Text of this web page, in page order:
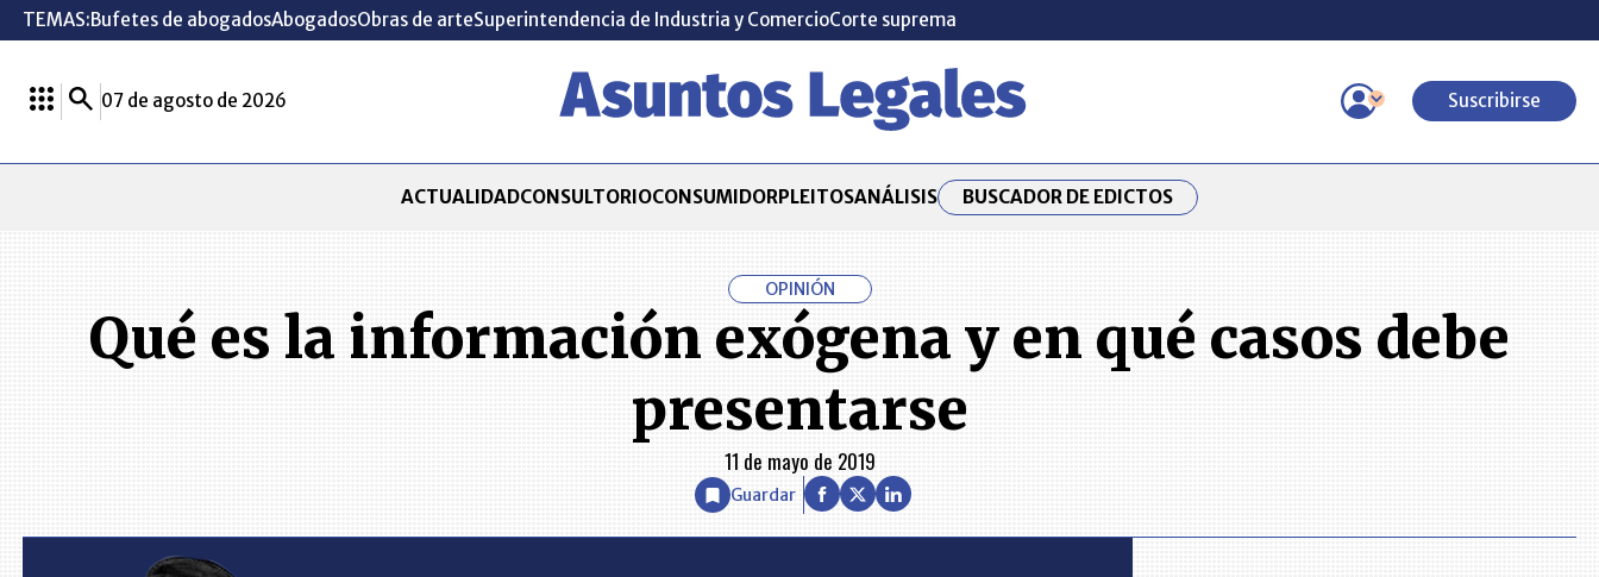
TEMAS:Bufetes de abogadosAbogadosObras de arteSuperintendencia de Industria y ComercioCorte suprema
07 de agosto de 2026 Suscribirse
ACTUALIDADCONSULTORIOCONSUMIDORPLEITOSANÁLISIS BUSCADOR DE EDICTOS
OPINIÓN
Qué es la información exógena y en qué casos debe
presentarse
11 de mayo de 2019
Guardar